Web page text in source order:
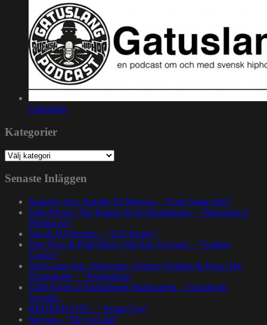
Gatuslang
Kategorier
Kategorier
Senaste Inläggen
Rapsody feat. Karabo Ya Morena – ”God Gotta Afro”
John Brown The Rapper & Da Beatminerz – ”Basement 2
Penthouse”
Nas & DJ Premier – ”GiT Ready”
Paul Nice & Phill Most Chill feat. Oxygen – ”Golden
Crown”
Spit Gemz feat. Skrewtape, Dango Forlaine & Doza The
Drumdealer – ”Pendulums”
Talib Kweli at Kulturhuset Stadsteatern – Stockholm,
Sweden.
BRORZBAND – ”Annat Tyg”
Skyzoo – ”Sky Is Like”